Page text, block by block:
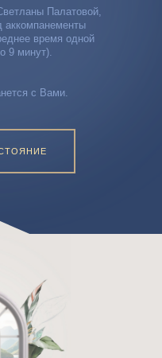
Палатовой,
аккомпанементы
время одной
9 минут).
с Вами.